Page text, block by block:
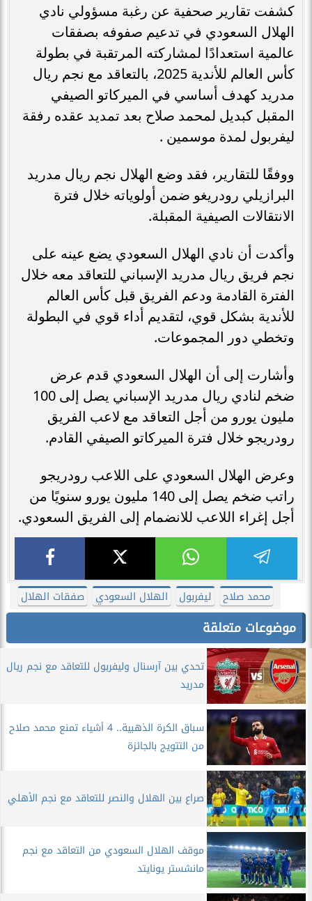
كشفت تقارير صحفية عن رغبة مسؤولي نادي
الهلال السعودي في تدعيم صفوفه بصفقات
عالمية استعدادًا لمشاركته المرتقبة في بطولة
كأس العالم للأندية 2025، بالتعاقد مع نجم ريال
مدريد كهدف أساسي في الميركاتو الصيفي
المقبل كبديل لمحمد صلاح بعد تمديد عقده رفقة
ليفربول لمدة موسمين .
ووفقًا للتقارير، فقد وضع الهلال نجم ريال مدريد
البرازيلي رودريغو ضمن أولوياته خلال فترة
الانتقالات الصيفية المقبلة.
وأكدت أن نادي الهلال السعودي يضع عينه على
نجم فريق ريال مدريد الإسباني للتعاقد معه خلال
الفترة القادمة ودعم الفريق قبل كأس العالم
للأندية بشكل قوي، لتقديم أداء قوي في البطولة
وتخطي دور المجموعات.
وأشارت إلى أن الهلال السعودي قدم عرض
ضخم لنادي ريال مدريد الإسباني يصل إلى 100
مليون يورو من أجل التعاقد مع لاعب الفريق
رودريجو خلال فترة الميركاتو الصيفي القادم.
وعرض الهلال السعودي على اللاعب رودريجو
راتب ضخم يصل إلى 140 مليون يورو سنويًا من
أجل إغراء اللاعب للانضمام إلى الفريق السعودي.
محمد صلاح ليفربول الهلال السعودي صفقات الهلال
موضوعات متعلقة
تحدي بين آرسنال وليفربول للتعاقد مع نجم ريال
مدريد
سباق الكرة الذهبية.. 4 أشياء تمنع محمد صلاح
من التتويج بالجائزة
صراع بين الهلال والنصر للتعاقد مع نجم الأهلي
موقف الهلال السعودي من التعاقد مع نجم
مانشستر يونايتد